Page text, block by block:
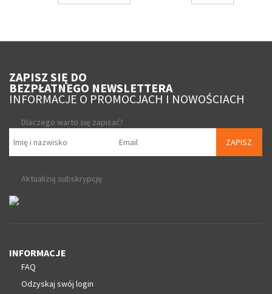
ZAPISZ SIĘ DO
BEZPŁATNEGO NEWSLETTERA
INFORMACJE O PROMOCJACH I NOWOŚCIACH
Dlaczego warto się zapisać?
ZAPISZ
Aktualizuj subskrypcję
INFORMACJE
FAQ
Odzyskaj swój login